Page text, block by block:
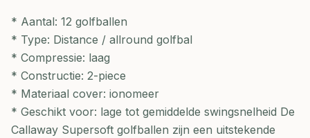
* Aantal: 12 golfballen
* Type: Distance / allround golfbal
* Compressie: laag
* Constructie: 2-piece
* Materiaal cover: ionomeer
* Geschikt voor: lage tot gemiddelde swingsnelheid De
Callaway Supersoft golfballen zijn een uitstekende